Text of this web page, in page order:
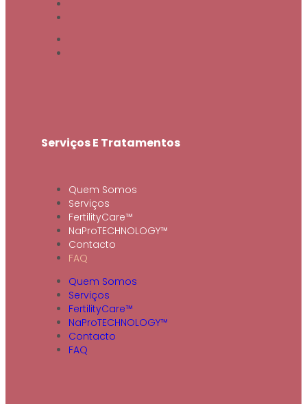
Serviços E Tratamentos
Quem Somos
Serviços
FertilityCare™
NaProTECHNOLOGY™
Contacto
FAQ
Quem Somos
Serviços
FertilityCare™
NaProTECHNOLOGY™
Contacto
FAQ